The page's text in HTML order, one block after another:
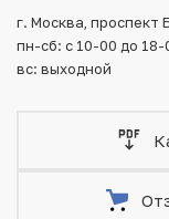
г. Москва, проспект
пн-сб: с 10-00 до 18-
вс: выходной